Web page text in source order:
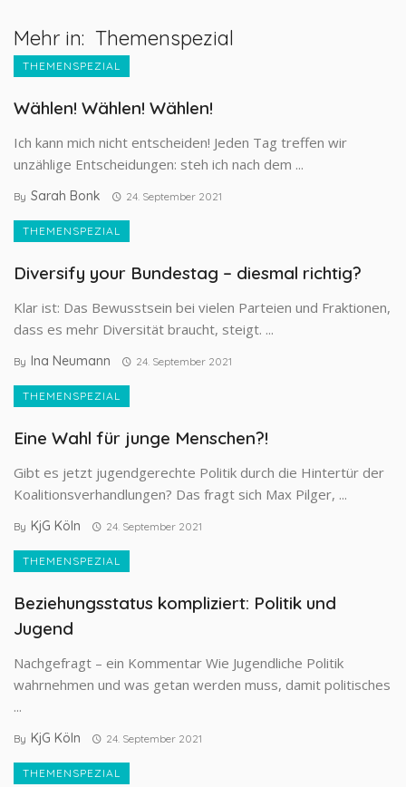
Mehr in: Themenspezial
THEMENSPEZIAL
Wählen! Wählen! Wählen!
Ich kann mich nicht entscheiden! Jeden Tag treffen wir
unzählige Entscheidungen: steh ich nach dem ...
By Sarah Bonk 24. September 2021
THEMENSPEZIAL
Diversify your Bundestag – diesmal richtig?
Klar ist: Das Bewusstsein bei vielen Parteien und Fraktionen,
dass es mehr Diversität braucht, steigt. ...
By Ina Neumann 24. September 2021
THEMENSPEZIAL
Eine Wahl für junge Menschen?!
Gibt es jetzt jugendgerechte Politik durch die Hintertür der
Koalitionsverhandlungen? Das fragt sich Max Pilger, ...
By KjG Köln 24. September 2021
THEMENSPEZIAL
Beziehungsstatus kompliziert: Politik und
Jugend
Nachgefragt – ein Kommentar Wie Jugendliche Politik
wahrnehmen und was getan werden muss, damit politisches
...
By KjG Köln 24. September 2021
THEMENSPEZIAL